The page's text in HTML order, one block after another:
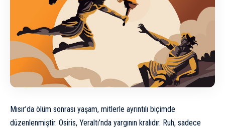
Mısır’da ölüm sonrası yaşam, mitlerle ayrıntılı biçimde
düzenlenmiştir. Osiris, Yeraltı’nda yargının kralıdır. Ruh, sadece